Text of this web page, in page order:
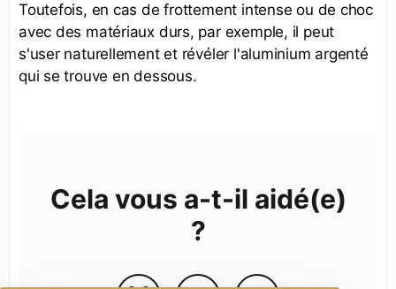
Toutefois, en cas de frottement intense ou de choc
avec des matériaux durs, par exemple, il peut
s'user naturellement et révéler l'aluminium argenté
qui se trouve en dessous.
Cela vous a-t-il aidé(e)
?